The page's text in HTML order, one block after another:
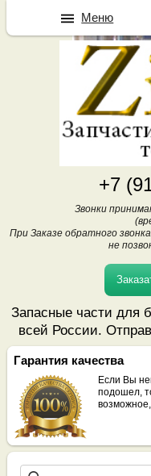
+7
Звонки
При Заказе обратного
не
Запасные части для
всей России.
Гарантия качества
Если Вы
подошел,
Меню